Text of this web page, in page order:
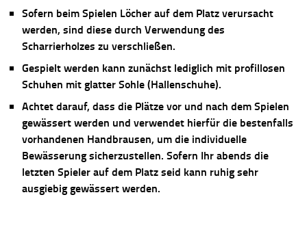
Sofern beim Spielen Löcher auf dem Platz verursacht
werden, sind diese durch Verwendung des
Scharrierholzes zu verschließen.
Gespielt werden kann zunächst lediglich mit profillosen
Schuhen mit glatter Sohle (Hallenschuhe).
Achtet darauf, dass die Plätze vor und nach dem Spielen
gewässert werden und verwendet hierfür die bestenfalls
vorhandenen Handbrausen, um die individuelle
Bewässerung sicherzustellen. Sofern Ihr abends die
letzten Spieler auf dem Platz seid kann ruhig sehr
ausgiebig gewässert werden.